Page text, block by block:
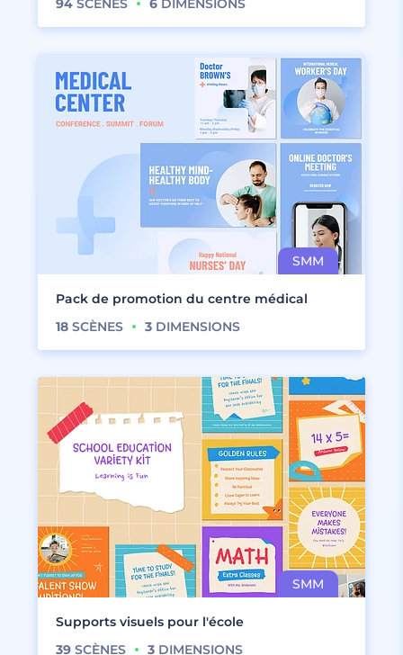
94 SCÈNES 6 DIMENSIONS
Pack de promotion du centre médical
18 SCÈNES 3 DIMENSIONS
Supports visuels pour l'école
39 SCÈNES 3 DIMENSIONS